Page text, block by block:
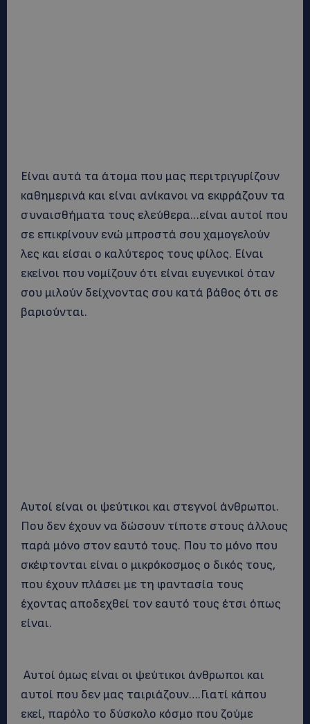
Είναι αυτά τα άτομα που μας περιτριγυρίζουν
καθημερινά και είναι ανίκανοι να εκφράζουν τα
συναισθήματα τους ελεύθερα…είναι αυτοί που
σε επικρίνουν ενώ μπροστά σου χαμογελούν
λες και είσαι ο καλύτερος τους φίλος. Είναι
εκείνοι που νομίζουν ότι είναι ευγενικοί όταν
σου μιλούν δείχνοντας σου κατά βάθος ότι σε
βαριούνται.
Αυτοί είναι οι ψεύτικοι και στεγνοί άνθρωποι.
Που δεν έχουν να δώσουν τίποτε στους άλλους
παρά μόνο στον εαυτό τους. Που το μόνο που
σκέφτονται είναι ο μικρόκοσμος ο δικός τους,
που έχουν πλάσει με τη φαντασία τους
έχοντας αποδεχθεί τον εαυτό τους έτσι όπως
είναι.
Αυτοί όμως είναι οι ψεύτικοι άνθρωποι και
αυτοί που δεν μας ταιριάζουν….Γιατί κάπου
εκεί, παρόλο το δύσκολο κόσμο που ζούμε